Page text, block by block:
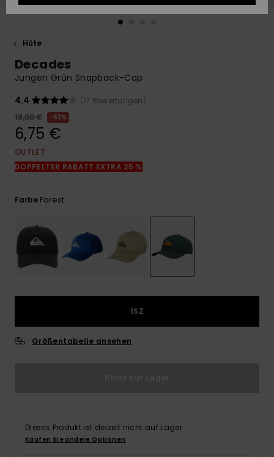
erhalten.
Finden Sie
Antworten auf
die häufigsten
Fragen sowie
ansehen
WUNSCHLISTE
Hüte
Decades
Jungen Grün Snapback-Cap
4.4
(17 Bewertungen)
18,00 €
63%
6,75 €
OUTLET
DOPPELTER RABATT EXTRA 25 %
Farbe Forest
1SZ
Größentabelle ansehen
Dieses Produkt ist derzeit nicht auf Lager.
Kaufen Sie andere Optionen